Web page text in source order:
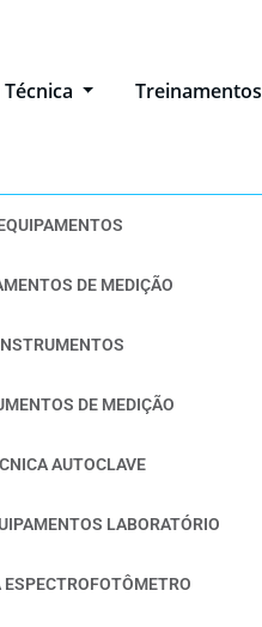
Treinamentos
DE MEDIÇÃO
DE MEDIÇÃO
AUTOCLAVE
LABORATÓRIO